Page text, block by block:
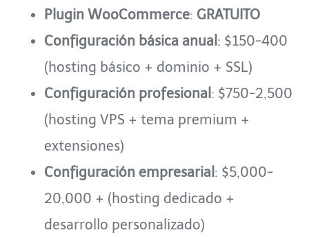
Plugin WooCommerce: GRATUITO
Configuración básica anual : $150-400
(hosting básico + dominio + SSL)
Configuración profesional : $750-2,500
(hosting VPS + tema premium +
extensiones)
Configuración empresarial : $5,000-
20,000 + (hosting dedicado +
desarrollo personalizado)